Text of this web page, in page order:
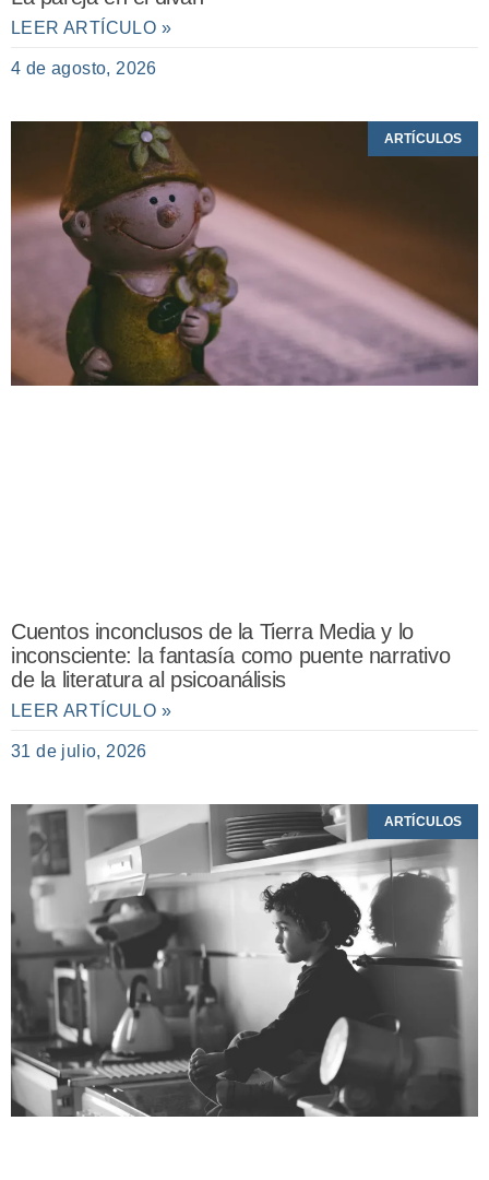
LEER ARTÍCULO »
4 de agosto, 2026
ARTÍCULOS
Cuentos inconclusos de la Tierra Media y lo
inconsciente: la fantasía como puente narrativo
de la literatura al psicoanálisis
LEER ARTÍCULO »
31 de julio, 2026
ARTÍCULOS